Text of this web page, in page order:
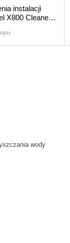
instalacji
X800 Cleaner,
wody